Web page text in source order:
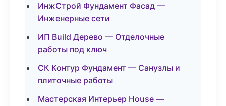
ИнжСтрой Фундамент Фасад —
Инженерные сети
ИП Build Дерево — Отделочные
работы под ключ
СК Контур Фундамент — Санузлы и
плиточные работы
Мастерская Интерьер House —